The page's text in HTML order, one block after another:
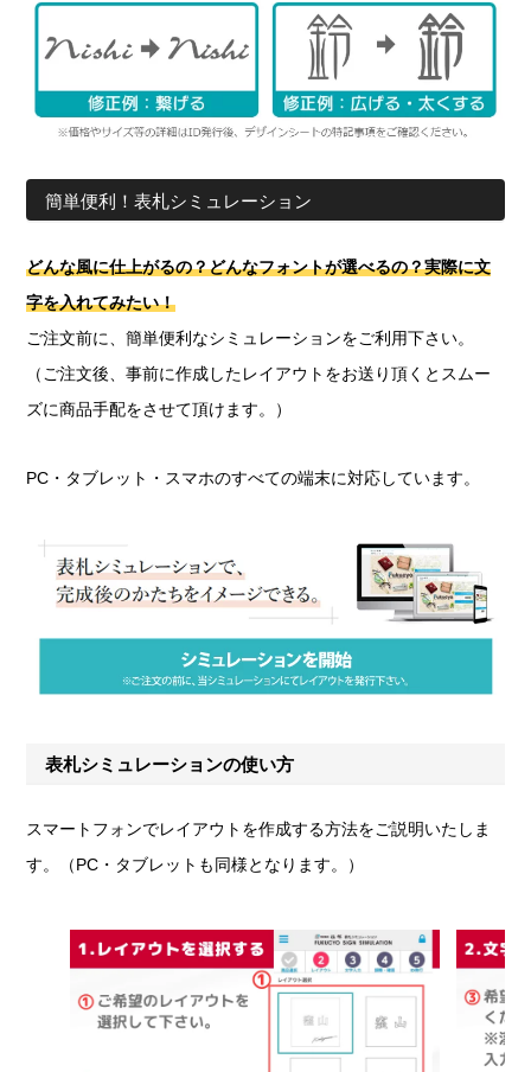
簡単便利！表札シミュレーション
どんな風に仕上がるの？どんなフォントが選べるの？実際に文
字を入れてみたい！
ご注文前に、簡単便利なシミュレーションをご利用下さい。
（ご注文後、事前に作成したレイアウトをお送り頂くとスムー
ズに商品手配をさせて頂けます。）
PC・タブレット・スマホのすべての端末に対応しています。
表札シミュレーションの使い方
スマートフォンでレイアウトを作成する方法をご説明いたしま
す。（PC・タブレットも同様となります。）